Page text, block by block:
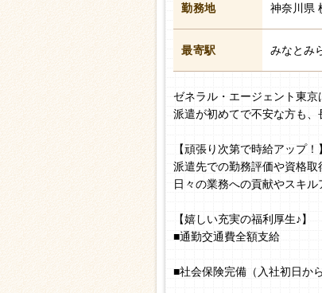
勤務地 神奈川県
最寄駅 みなとみ
ゼネラル・エージェント東京
派遣が初めてで不安な方も、
【頑張り次第で時給アップ！】
派遣先での勤務評価や資格取
日々の業務への貢献やスキル
【嬉しい充実の福利厚生♪】
■通勤交通費全額支給
■社会保険完備（入社初日か